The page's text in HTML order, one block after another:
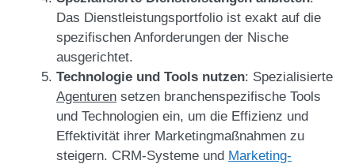
Das Dienstleistungsportfolio ist exakt auf die
spezifischen Anforderungen der Nische
ausgerichtet.
Technologie und Tools nutzen: Spezialisierte
Agenturen setzen branchenspezifische Tools
und Technologien ein, um die Effizienz und
Effektivität ihrer Marketingmaßnahmen zu
steigern. CRM-Systeme und Marketing-